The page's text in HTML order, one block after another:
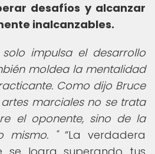
desafíos y alcanzar
inalcanzables.
impulsa el desarrollo
moldea la mentalidad
Como dijo Bruce
artes marciales no se trata
el oponente, sino de la
mismo. "
La verdadera